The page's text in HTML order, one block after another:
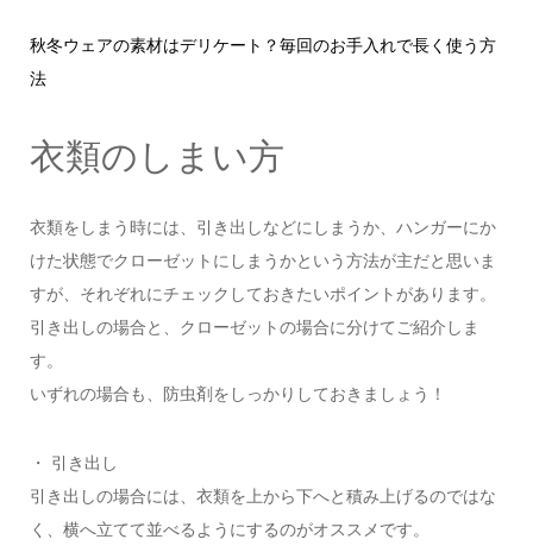
秋冬ウェアの素材はデリケート？毎回のお手入れで長く使う方
法
衣類のしまい方
衣類をしまう時には、引き出しなどにしまうか、ハンガーにか
けた状態でクローゼットにしまうかという方法が主だと思いま
すが、それぞれにチェックしておきたいポイントがあります。
引き出しの場合と、クローゼットの場合に分けてご紹介しま
す。
いずれの場合も、防虫剤をしっかりしておきましょう！
・ 引き出し
引き出しの場合には、衣類を上から下へと積み上げるのではな
く、横へ立てて並べるようにするのがオススメです。